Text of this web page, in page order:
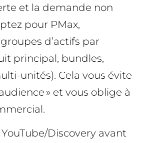
et la demande non
pour PMax,
d’actifs par
principal, bundles,
unités). Cela vous évite
» et vous oblige à
Discovery avant